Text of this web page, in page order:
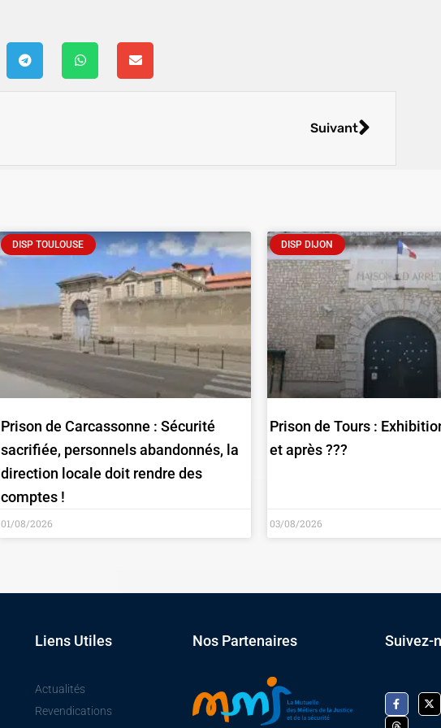
Suivant
DISP TOULOUSE
Prison de Carcassonne : Sécurité
sacrifiée, personnels abandonnés, la
direction locale doit rendre des
comptes !
01/08/2026
DISP DIJON
Prison de Tours :
et après ???
03/08/2026
Liens Utiles
Actualités
Revendications
Nos Partenaires Suivez-